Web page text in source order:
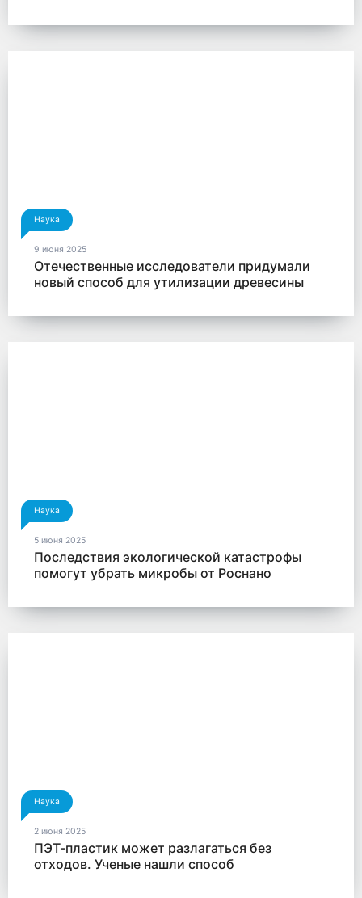
Наука
9 июня 2025
Отечественные исследователи придумали
новый способ для утилизации древесины
Наука
5 июня 2025
Последствия экологической катастрофы
помогут убрать микробы от Роснано
Наука
2 июня 2025
ПЭТ-пластик может разлагаться без
отходов. Ученые нашли способ